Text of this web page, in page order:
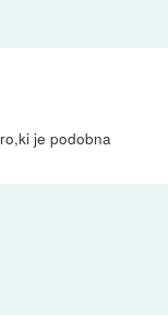
je podobna